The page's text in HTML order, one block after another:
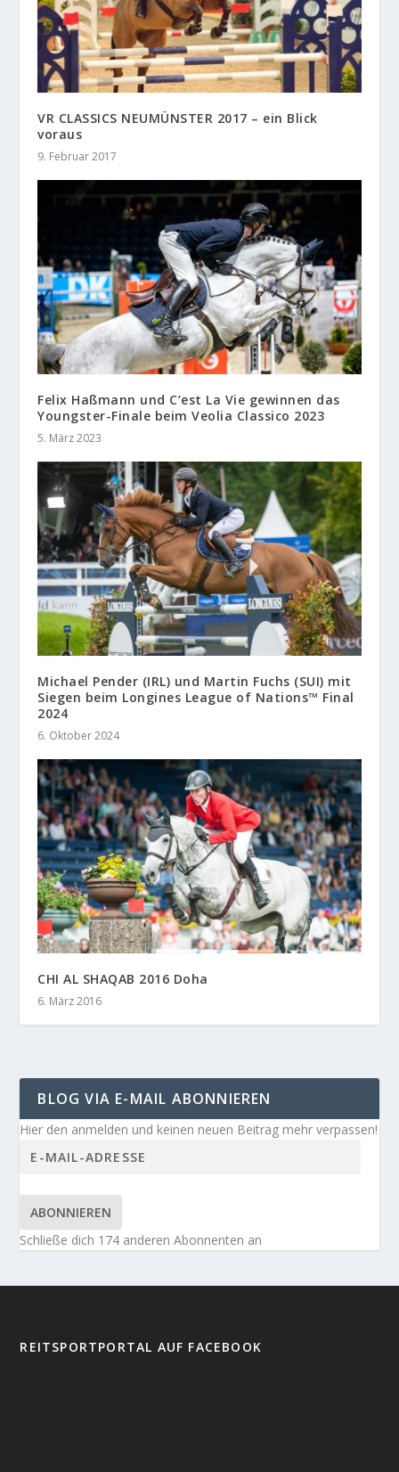
VR CLASSICS NEUMÜNSTER 2017 – ein Blick
voraus
9. Februar 2017
Felix Haßmann und C’est La Vie gewinnen das
Youngster-Finale beim Veolia Classico 2023
5. März 2023
Michael Pender (IRL) und Martin Fuchs (SUI) mit
Siegen beim Longines League of Nations™ Final
2024
6. Oktober 2024
CHI AL SHAQAB 2016 Doha
6. März 2016
BLOG VIA E-MAIL ABONNIEREN
Hier den anmelden und keinen neuen Beitrag mehr verpassen!
ABONNIEREN
Schließe dich 174 anderen Abonnenten an
REITSPORTPORTAL AUF FACEBOOK